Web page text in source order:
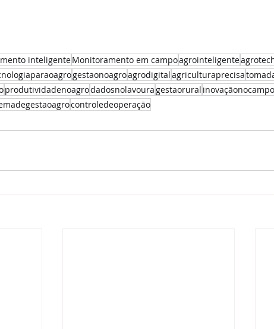
inteligenteMonitoramento em campoagrointeligente
gestaonoagroagrodigitalagriculturaprecisa
produtividadenoagrodadosnolavoura gestaorural inovaçãonocampo
controledeoperação